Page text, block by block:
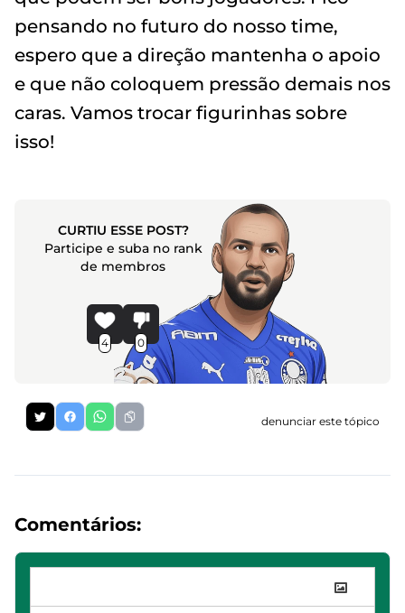
pensando no futuro do nosso time,
espero que a direção mantenha o apoio
e que não coloquem pressão demais nos
caras. Vamos trocar figurinhas sobre
isso!
CURTIU ESSE POST?
Participe e suba no rank
de membros
4 0
denunciar este tópico
Comentários: